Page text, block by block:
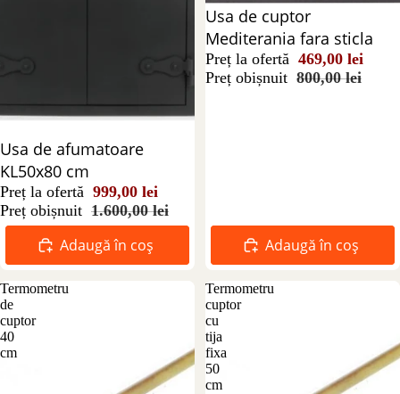
Reducere 38%
Usa de afumatoare
KL50x80 cm
Preț la ofertă 999,00 lei
Preț obișnuit 1.600,00 lei
Adaugă în coș
Reducere 41%
Usa de cuptor
Mediterania fara sticla
Preț la ofertă 469,00 lei
Preț obișnuit 800,00 lei
Adaugă în coș
Termometru
de
cuptor
40
cm
Termometru
cuptor
cu
tija
fixa
50
cm